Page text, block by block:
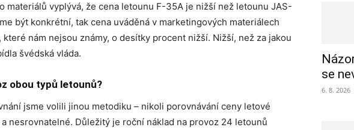
materiálů vyplývá, že cena letounu F-35A je nižší než letounu JAS-
být konkrétní, tak cena uváděná v marketingových materiálech
nám nejsou známy, o desítky procent nižší. Nižší, než za jakou
švédská vláda.
obou typů letounů?
jsme volili jinou metodiku – nikoli porovnávání ceny letové
nesrovnatelné. Důležitý je roční náklad na provoz 24 letounů
se
6. 8. 2026